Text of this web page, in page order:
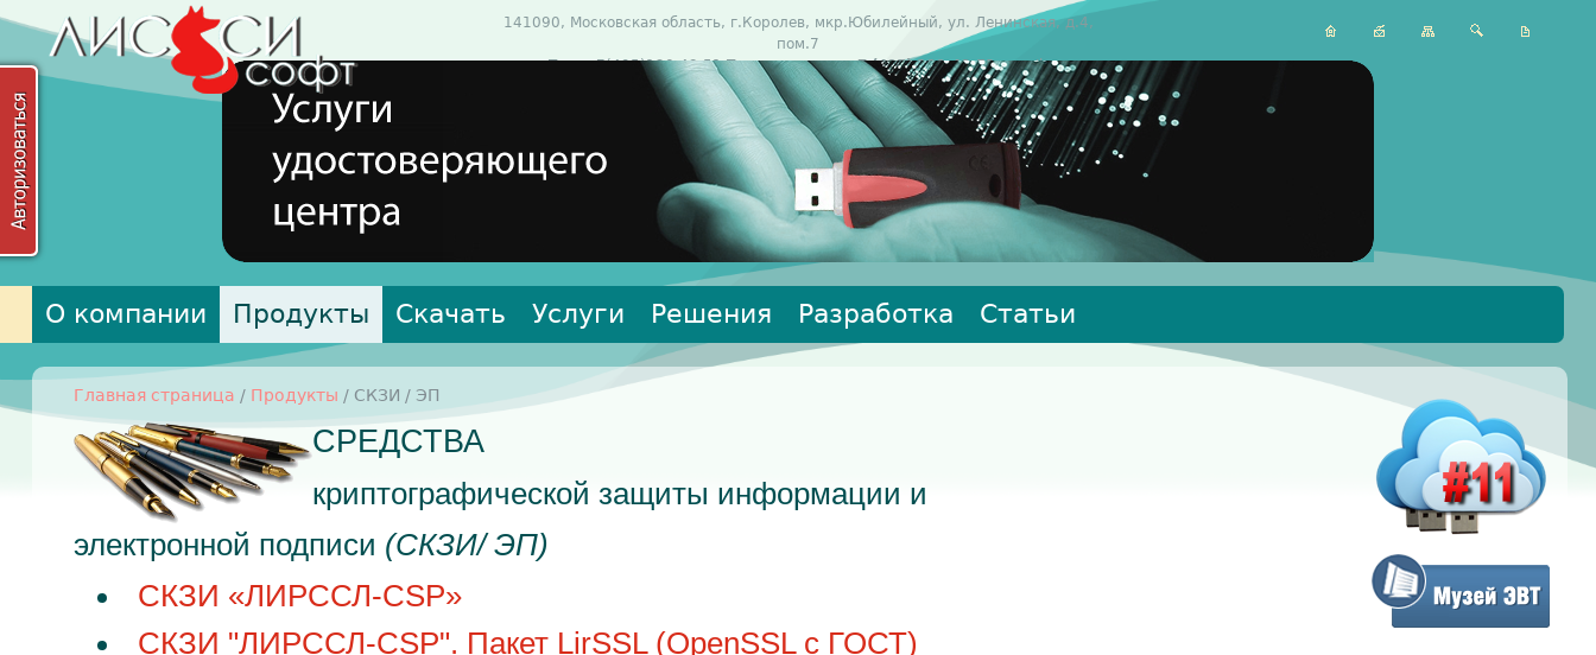
141090, Московская область, г.Королев, мкр.Юбилейный, ул. Ленинская, д.4,
пом.7
Тел: +7(495)120-43-51 Тех.поддержка:+7 (495) 120-43-51e-mail:
support@lissi.ru
О компании Продукты Скачать Услуги Решения Разработка Статьи
Главная страница / Продукты / СКЗИ / ЭП
СРЕДСТВА
криптографической защиты информации и
электронной подписи (СКЗИ/ ЭП)
СКЗИ «ЛИРССЛ-CSP»
СКЗИ "ЛИРССЛ-CSP". Пакет LirSSL (OpenSSL с ГОСТ)